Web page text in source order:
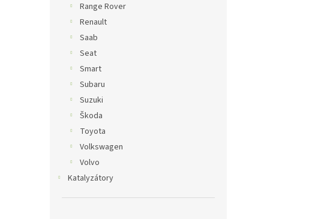
Range Rover
Renault
Saab
Seat
Smart
Subaru
Suzuki
Škoda
Toyota
Volkswagen
Volvo
Katalyzátory